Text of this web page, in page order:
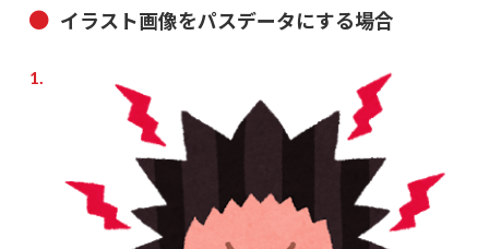
イラスト画像をパスデータにする場合